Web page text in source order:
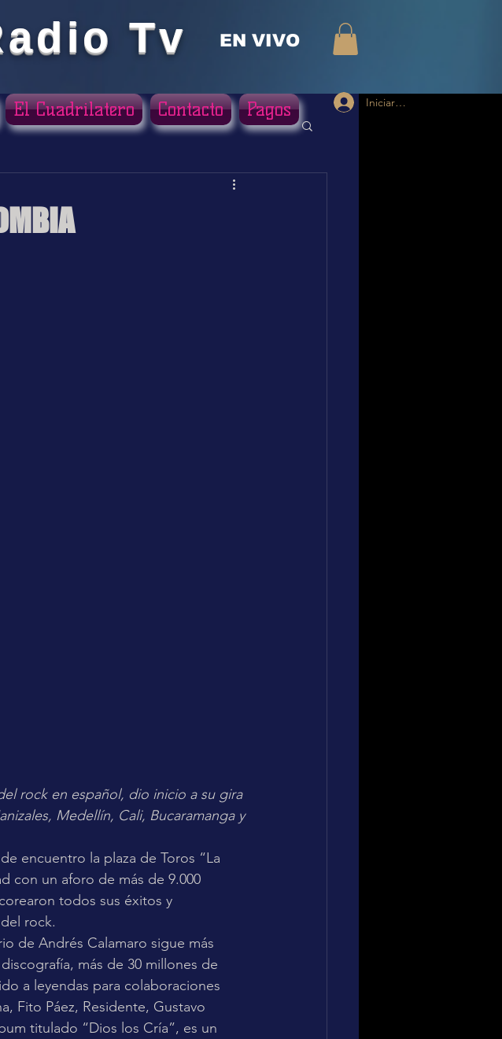
Tv EN VIVO
Iniciar sesión
rock en español, dio inicio a su gira
Medellín, Cali, Bucaramanga y
encuentro la plaza de Toros “La
con un aforo de más de 9.000
todos sus éxitos y
rock.
de Andrés Calamaro sigue más
más de 30 millones de
a leyendas para colaboraciones
Fito Páez, Residente, Gustavo
titulado “Dios los Cría”, es un
El Cuadrilatero Contacto Pagos